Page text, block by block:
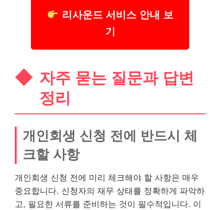
리사운드 서비스 안내 보
기
자주 묻는 질문과 답변
정리
개인회생 신청 전에 반드시 체
크할 사항
개인회생 신청 전에 미리 체크해야 할 사항은 매우
중요합니다. 신청자의 재무 상태를 정확하게 파악하
고, 필요한 서류를 준비하는 것이 필수적입니다. 이